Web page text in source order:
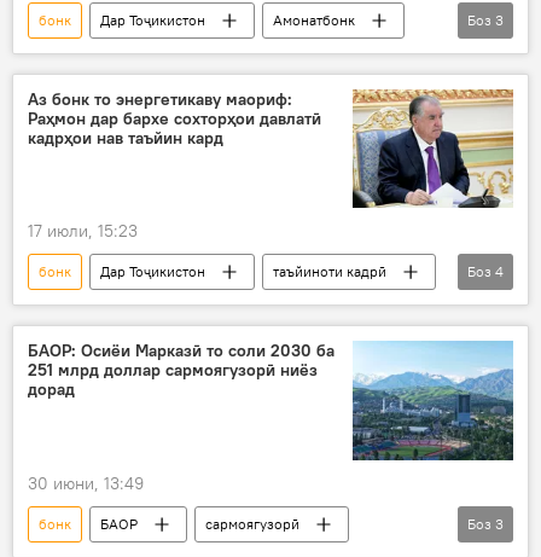
бонк Дар Тоҷикистон
Амонатбонк
Иқтисод
қарздиҳӣ манзил
Боз 3
Аз бонк то энергетикаву маориф:
Раҳмон дар бархе сохторҳои давлатӣ
кадрҳои нав таъйин кард
17 июли, 15:23
бонк Дар Тоҷикистон
таъйиноти кадрӣ
Эмомалӣ Раҳмон
тағйироти кадрӣ
тағйирот
Маориф
Боз 4
БАОР: Осиёи Марказӣ то соли 2030 ба
251 млрд доллар сармоягузорӣ ниёз
дорад
30 июни, 13:49
бонк БАОР
сармоягузорӣ
Боз 3